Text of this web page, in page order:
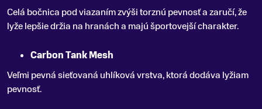
Celá bočnica pod viazaním zvýši torznú pevnosť a zaručí, že
lyže lepšie držia na hranách a majú športovejší charakter.
Carbon Tank Mesh
Veľmi pevná sieťovaná uhlíková vrstva, ktorá dodáva lyžiam
pevnosť.